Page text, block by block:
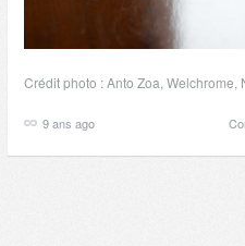
Crédit photo : Anto Zoa, Welchrome,
9 ans ago